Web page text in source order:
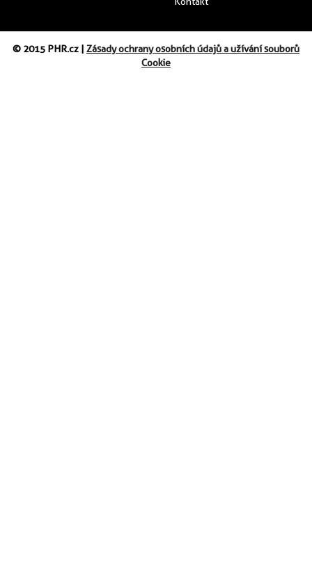
© 2015 PHR.cz | Zásady ochrany osobních údajů a užívání souborů
Cookie